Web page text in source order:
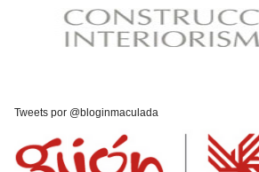
Tweets por @bloginmaculada